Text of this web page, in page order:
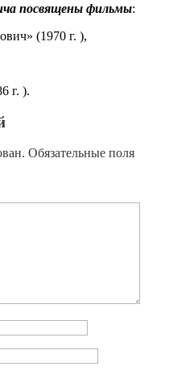
посвящены фильмы:
(1970 г. ),
г. ).
Обязательные поля